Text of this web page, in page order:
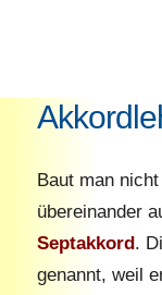
Baut man
übereinander
Septakkord.
genannt, weil